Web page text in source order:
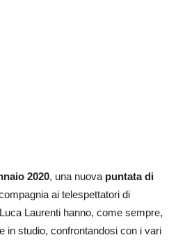
2020, una nuova puntata di
ai telespettatori di
Laurenti hanno, come sempre,
in studio, confrontandosi con i vari